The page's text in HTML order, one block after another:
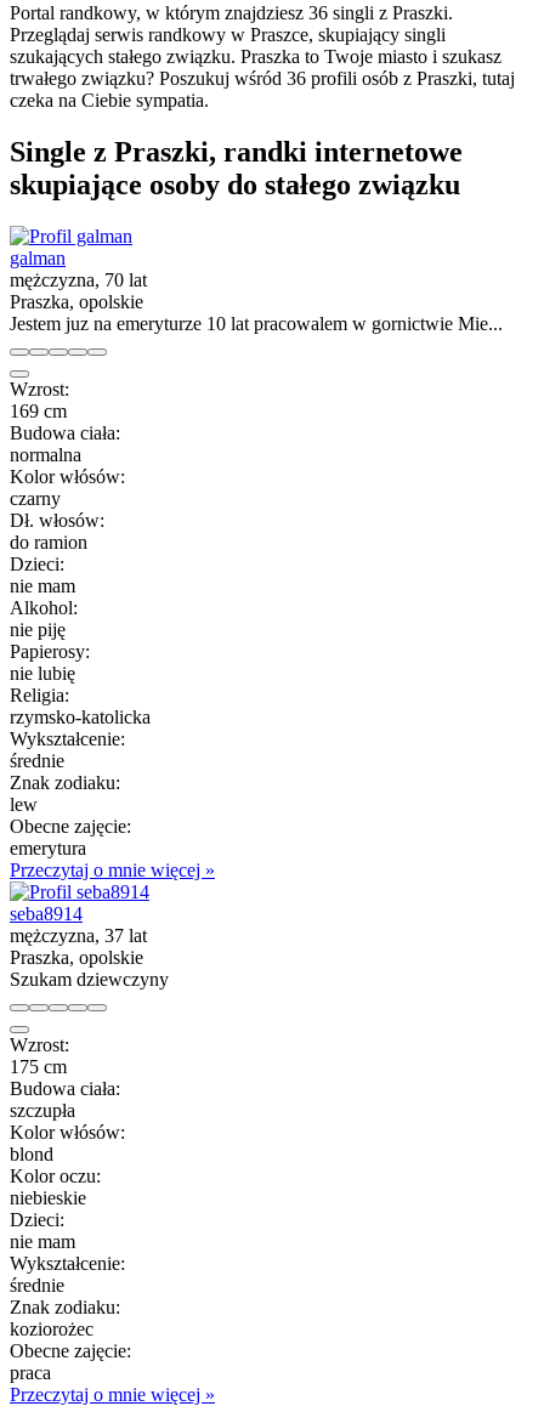
Portal randkowy, w którym znajdziesz 36 singli z Praszki.
Przeglądaj serwis randkowy w Praszce, skupiający singli
szukających stałego związku. Praszka to Twoje miasto i szukasz
trwałego związku? Poszukuj wśród 36 profili osób z Praszki, tutaj
czeka na Ciebie sympatia.
Single z Praszki, randki internetowe
skupiające osoby do stałego związku
galman
mężczyzna, 70 lat
Praszka, opolskie
Jestem juz na emeryturze 10 lat pracowalem w gornictwie Mie...
Wzrost:
169 cm
Budowa ciała:
normalna
Kolor włósów:
czarny
Dł. włosów:
do ramion
Dzieci:
nie mam
Alkohol:
nie piję
Papierosy:
nie lubię
Religia:
rzymsko-katolicka
Wykształcenie:
średnie
Znak zodiaku:
lew
Obecne zajęcie:
emerytura
Przeczytaj o mnie więcej »
seba8914
mężczyzna, 37 lat
Praszka, opolskie
Szukam dziewczyny
Wzrost:
175 cm
Budowa ciała:
szczupła
Kolor włósów:
blond
Kolor oczu:
niebieskie
Dzieci:
nie mam
Wykształcenie:
średnie
Znak zodiaku:
koziorożec
Obecne zajęcie:
praca
Przeczytaj o mnie więcej »